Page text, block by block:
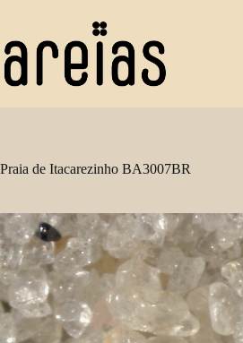
conteúdo
Praia de Itacarezinho BA3007BR